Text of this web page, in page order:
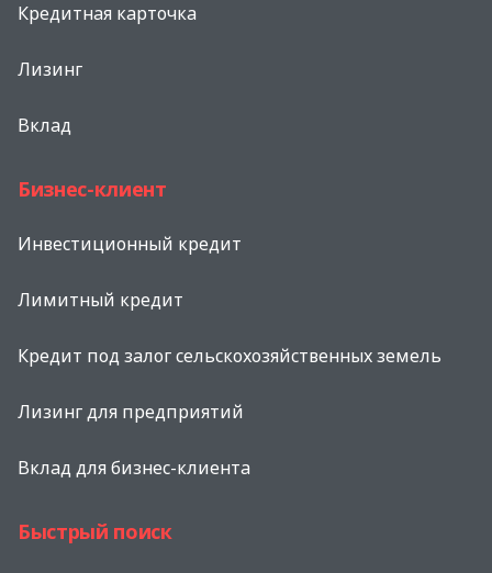
Кредитная карточка
Лизинг
Вклад
Бизнес-клиент
Инвестиционный кредит
Лимитный кредит
Кредит под залог сельскохозяйственных земель
Лизинг для предприятий
Вклад для бизнес-клиента
Быстрый поиск